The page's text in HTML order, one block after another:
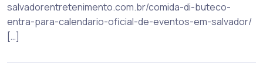
salvadorentretenimento.com.br/comida-di-buteco-
entra-para-calendario-oficial-de-eventos-em-salvador/
[…]